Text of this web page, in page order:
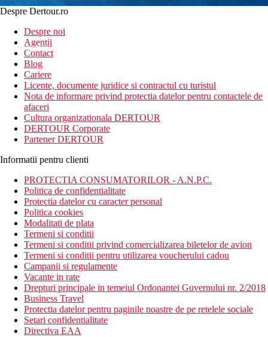
newsletter!
Despre Dertour.ro
Despre noi
Agentii
Contact
Blog
Cariere
Licente, documente juridice si contractul cu turistul
Nota de informare privind protectia datelor pentru contactele de
afaceri
Cultura organizationala DERTOUR
DERTOUR Corporate
Partener DERTOUR
Informatii pentru clienti
PROTECTIA CONSUMATORILOR - A.N.P.C.
Politica de confidentialitate
Protectia datelor cu caracter personal
Politica cookies
Modalitati de plata
Termeni si conditii
Termeni si conditii privind comercializarea biletelor de avion
Termeni si conditii pentru utilizarea voucherului cadou
Campanii si regulamente
Vacante in rate
Drepturi principale in temeiul Ordonantei Guvernului nr. 2/2018
Business Travel
Protectia datelor pentru paginile noastre de pe retelele sociale
Setari confidentialitate
Directiva EAA